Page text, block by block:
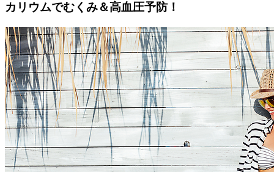
カリウムでむくみ＆高血圧予防！